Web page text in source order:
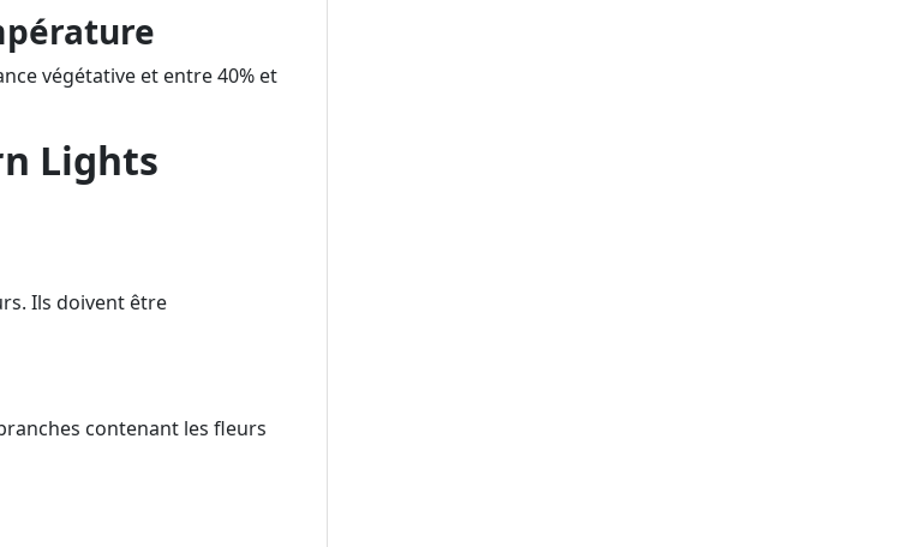
végétative et entre 40% et
Lights
Ils doivent être
contenant les fleurs